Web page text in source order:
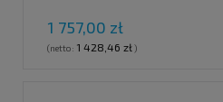
1 757,00 zł
(netto: 1 428,46 zł)